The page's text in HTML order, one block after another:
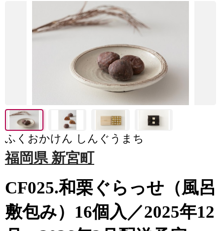
ふくおかけん しんぐうまち
福岡県 新宮町
CF025.和栗ぐらっせ（風呂
敷包み）16個入／2025年12